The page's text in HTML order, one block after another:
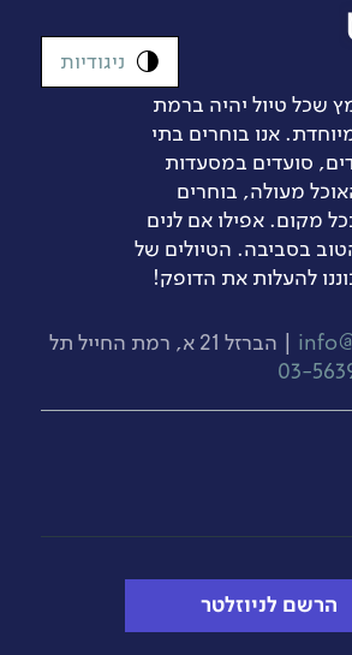
שכל טיול יהיה ברמת
אנו בוחרים בתי
סועדים במסעדות
מעולה, בוחרים
מקום. אפילו אם לנים
בסביבה. הטיולים של
להעלות את הדופק!
| הברזל 21 א, רמת החייל תל
03-
ניגודיות
הרשם לניוזלטר